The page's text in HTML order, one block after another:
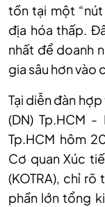
tồn tại một
địa hóa thấp.
nhất để doanh
gia sâu hơn vào
Tại diễn đàn
(DN) Tp.HCM
Tp.HCM hôm
Cơ quan Xúc
(KOTRA), chỉ
phần lớn tổng